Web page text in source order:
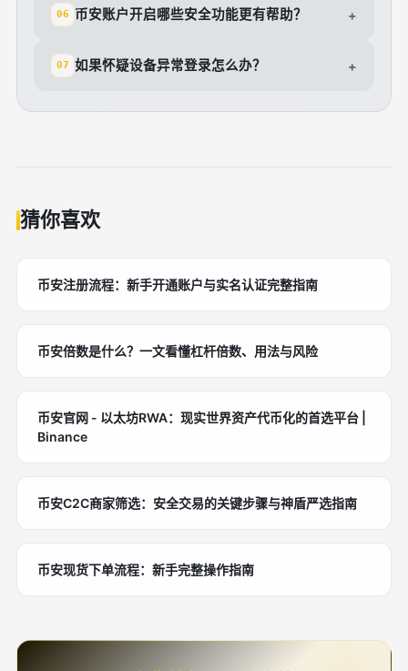
06 币安账户开启哪些安全功能更有帮助？ +
07 如果怀疑设备异常登录怎么办？ +
猜你喜欢
币安注册流程：新手开通账户与实名认证完整指南
币安倍数是什么？一文看懂杠杆倍数、用法与风险
币安官网 - 以太坊RWA：现实世界资产代币化的首选平台 |
Binance
币安C2C商家筛选：安全交易的关键步骤与神盾严选指南
币安现货下单流程：新手完整操作指南